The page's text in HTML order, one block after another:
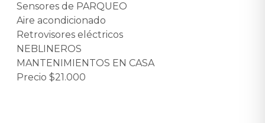
Sensores de PARQUEO
Aire acondicionado
Retrovisores eléctricos
NEBLINEROS
MANTENIMIENTOS EN CASA
Precio $21.000